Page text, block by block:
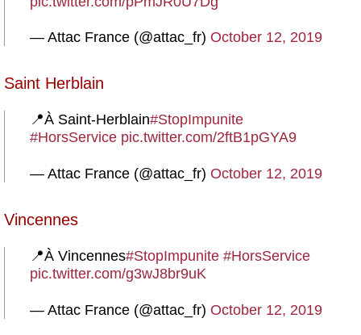
— Attac France (@attac_fr) October 12, 2019
Saint Herblain
📍À Saint-Herblain#StopImpunite
#HorsService pic.twitter.com/2ftB1pGYA9
— Attac France (@attac_fr) October 12, 2019
Vincennes
📍À Vincennes#StopImpunite #HorsService
pic.twitter.com/g3wJ8br9uK
— Attac France (@attac_fr) October 12, 2019